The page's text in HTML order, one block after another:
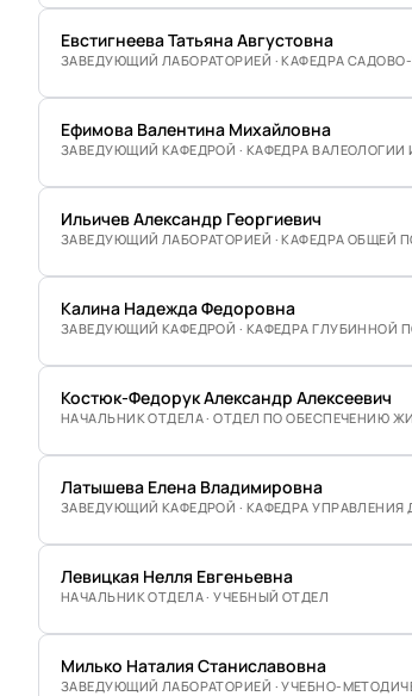
Евстигнеева Татьяна Августовна
ЗАВЕДУЮЩИЙ ЛАБОРАТОРИЕЙ · КАФЕДРА
Ефимова Валентина Михайловна
ЗАВЕДУЮЩИЙ КАФЕДРОЙ · КАФЕДРА
Ильичев Александр Георгиевич
ЗАВЕДУЮЩИЙ ЛАБОРАТОРИЕЙ · КАФЕДРА ОБЩЕЙ
Калина Надежда Федоровна
ЗАВЕДУЮЩИЙ КАФЕДРОЙ · КАФЕДРА ГЛУБИННОЙ
Костюк-Федорук Александр Алексеевич
НАЧАЛЬНИК ОТДЕЛА · ОТДЕЛ ПО ОБЕСПЕЧЕНИЮ
Латышева Елена Владимировна
ЗАВЕДУЮЩИЙ КАФЕДРОЙ · КАФЕДРА
Левицкая Нелля Евгеньевна
НАЧАЛЬНИК ОТДЕЛА · УЧЕБНЫЙ ОТДЕЛ
Милько Наталия Станиславовна
ЗАВЕДУЮЩИЙ ЛАБОРАТОРИЕЙ · УЧЕБНО-